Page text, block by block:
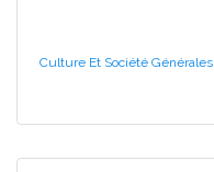
Culture Et Société Générales